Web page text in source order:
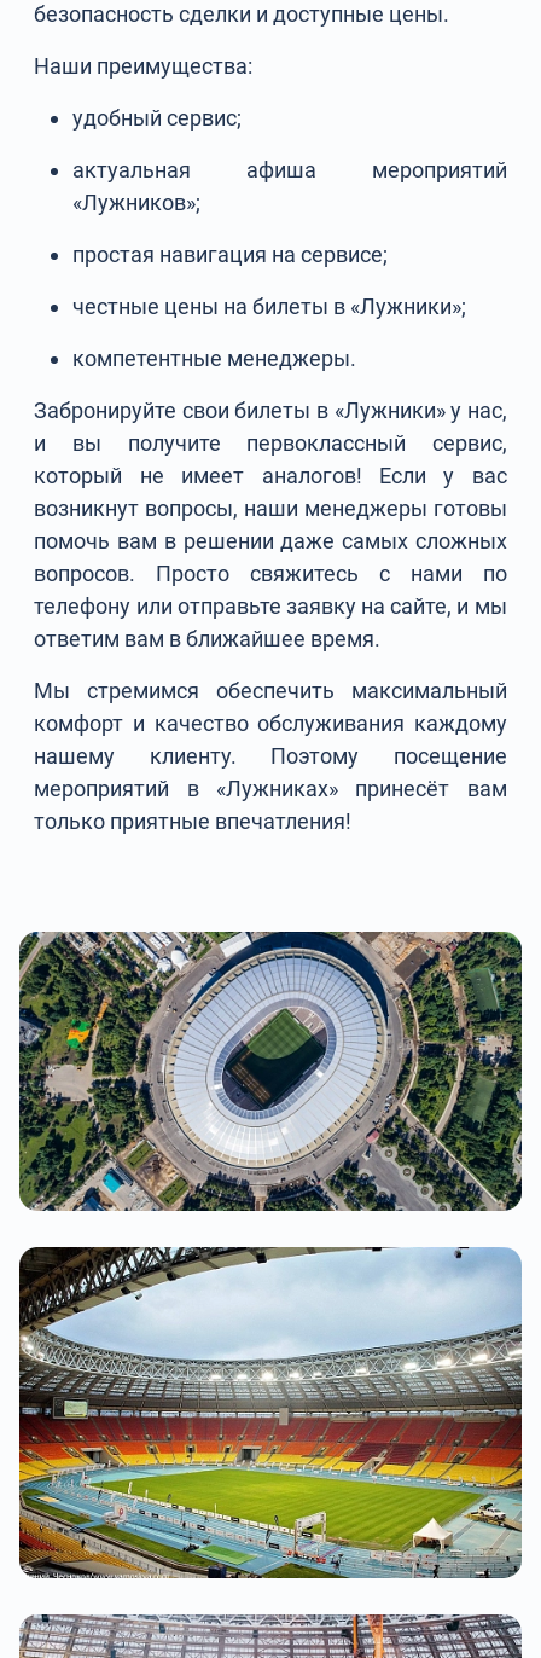
безопасность сделки и доступные цены.
Наши преимущества:
удобный сервис;
актуальная афиша мероприятий
«Лужников»;
простая навигация на сервисе;
честные цены на билеты в «Лужники»;
компетентные менеджеры.
Забронируйте свои билеты в «Лужники» у нас,
и вы получите первоклассный сервис,
который не имеет аналогов! Если у вас
возникнут вопросы, наши менеджеры готовы
помочь вам в решении даже самых сложных
вопросов. Просто свяжитесь с нами по
телефону или отправьте заявку на сайте, и мы
ответим вам в ближайшее время.
Мы стремимся обеспечить максимальный
комфорт и качество обслуживания каждому
нашему клиенту. Поэтому посещение
мероприятий в «Лужниках» принесёт вам
только приятные впечатления!